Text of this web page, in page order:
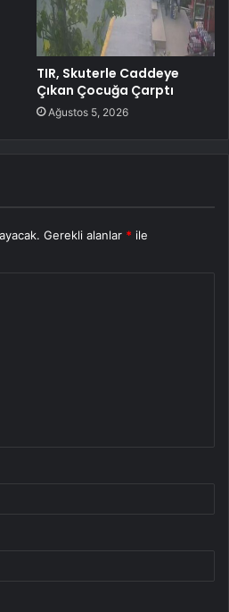
TIR, Skuterle Caddeye
Çıkan Çocuğa Çarptı
Ağustos 5, 2026
Gerekli alanlar * ile